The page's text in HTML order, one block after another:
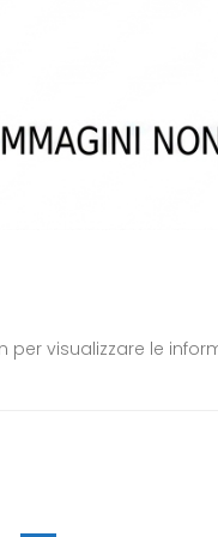
per visualizzare le